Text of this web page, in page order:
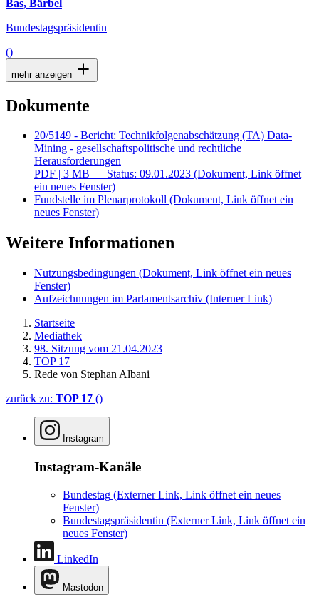
Bas, Bärbel
Bundestagspräsidentin
()
mehr anzeigen
Dokumente
20/5149 - Bericht: Technikfolgenabschätzung (TA) Data-
Mining - gesellschaftspolitische und rechtliche
Herausforderungen
PDF | 3 MB — Status: 09.01.2023 (Dokument, Link öffnet
ein neues Fenster)
Fundstelle im Plenarprotokoll (Dokument, Link öffnet ein
neues Fenster)
Weitere Informationen
Nutzungsbedingungen (Dokument, Link öffnet ein neues
Fenster)
Aufzeichnungen im Parlamentsarchiv (Interner Link)
Startseite
Mediathek
98. Sitzung vom 21.04.2023
TOP 17
Rede von Stephan Albani
zurück zu: TOP 17 ()
Instagram
Instagram-Kanäle
Bundestag (Externer Link, Link öffnet ein neues
Fenster)
Bundestagspräsidentin (Externer Link, Link öffnet ein
neues Fenster)
LinkedIn
Mastodon